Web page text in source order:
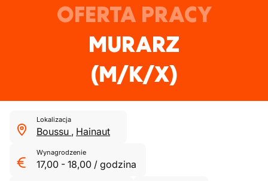
OFERTA PRACY
MURARZ
(M/K/X)
Lokalizacja
Boussu , Hainaut
Wynagrodzenie
17,00 - 18,00 / godzina